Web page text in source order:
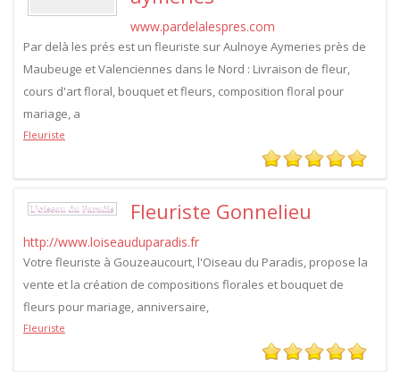
www.pardelalespres.com
Par delà les prés est un fleuriste sur Aulnoye Aymeries près de
Maubeuge et Valenciennes dans le Nord : Livraison de fleur,
cours d'art floral, bouquet et fleurs, composition floral pour
mariage, a
Fleuriste
Fleuriste Gonnelieu
http://www.loiseauduparadis.fr
Votre fleuriste à Gouzeaucourt, l'Oiseau du Paradis, propose la
vente et la création de compositions florales et bouquet de
fleurs pour mariage, anniversaire,
Fleuriste